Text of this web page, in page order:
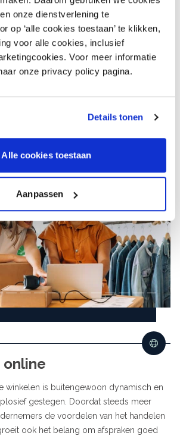
onze dienstverlening te
op ‘alle cookies toestaan’ te klikken,
voor alle cookies, inclusief
Voor meer informatie
onze privacy policy pagina.
Details tonen
Alle cookies toestaan
Aanpassen
Frans en Nederlands beschikbaar,
Belgische en Luxemburgse afnemers in
hebben wij de speciaal
van de leverancier.
online
winkelen is buitengewoon dynamisch en
gestegen. Doordat steeds meer
de voordelen van het handelen
ook het belang om afspraken goed